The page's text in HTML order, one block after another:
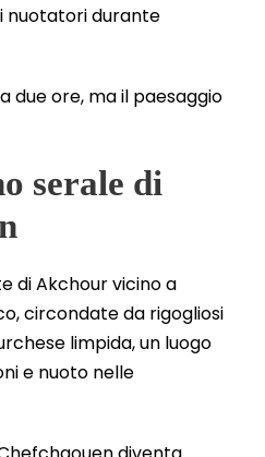
nuotatori durante
due ore, ma il paesaggio
serale di